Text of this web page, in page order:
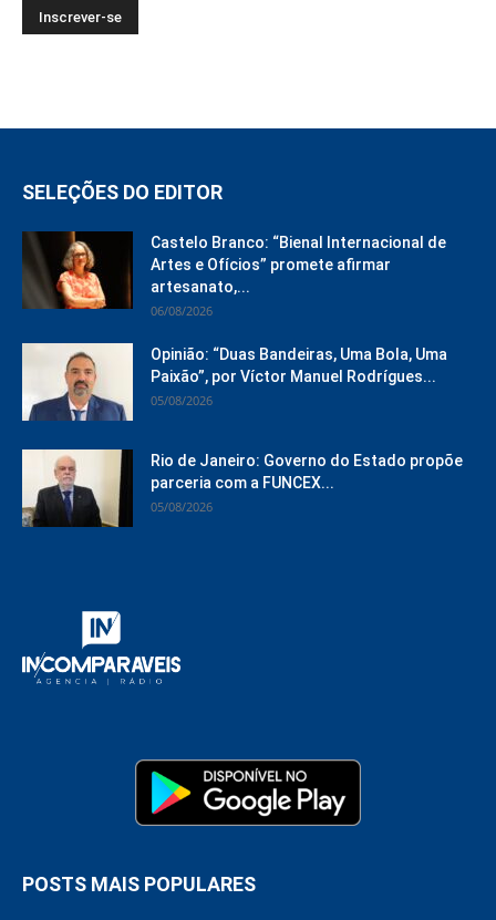
SELEÇÕES DO EDITOR
Castelo Branco: “Bienal Internacional de
Artes e Ofícios” promete afirmar
artesanato,...
06/08/2026
Opinião: “Duas Bandeiras, Uma Bola, Uma
Paixão”, por Víctor Manuel Rodrígues...
05/08/2026
Rio de Janeiro: Governo do Estado propõe
parceria com a FUNCEX...
05/08/2026
POSTS MAIS POPULARES